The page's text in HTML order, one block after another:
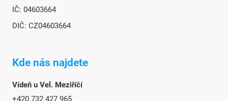
IČ: 04603664
DIČ: CZ04603664
Kde nás najdete
Vídeň u Vel. Meziříčí
+420 732 427 965